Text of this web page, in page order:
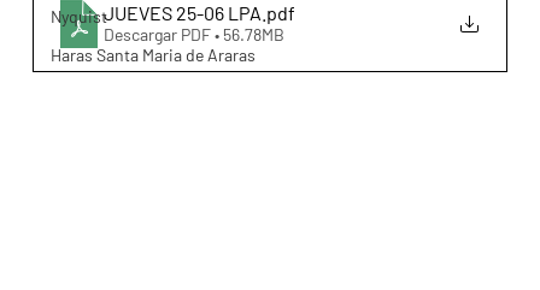
Nyquist
Haras Santa Maria de Araras
JUEVES 25-06 LPA .pdf
Descargar PDF • 56.78MB